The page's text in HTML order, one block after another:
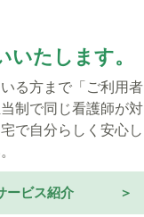
たします。
る方まで「ご利用者
制で同じ看護師が対
で自分らしく安心し
ービス紹介